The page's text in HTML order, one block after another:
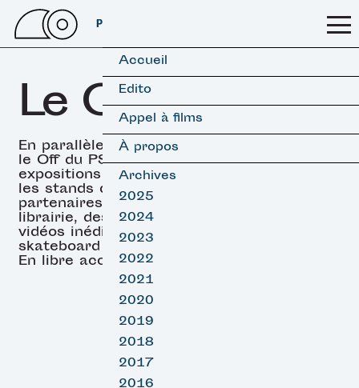
PSSFF 2026
Accueil
Edito
Appel à films
À propos
Archives
2025
2024
2023
2022
2021
2020
2019
2018
2017
Le OFF
En parallèle des projections,
le Off du PSSFF propose des
expositions (surf & skate),
les stands de nos
partenaires, un espace
librairie, des projections de
vidéos inédites de surf et
skateboard et des DJ sets.
En libre accès.